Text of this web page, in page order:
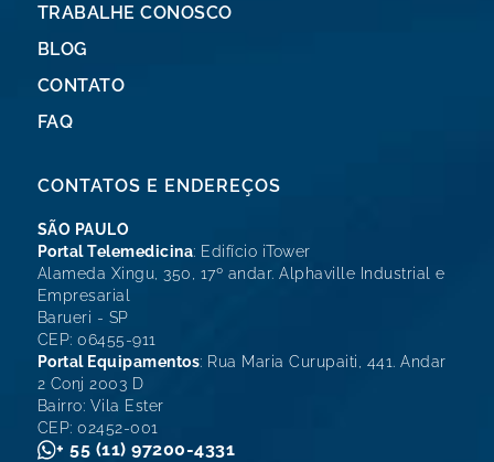
TRABALHE CONOSCO
BLOG
CONTATO
FAQ
CONTATOS E ENDEREÇOS
SÃO PAULO
Portal Telemedicina: Edifício iTower
Alameda Xingu, 350, 17º andar. Alphaville Industrial e
Empresarial
Barueri - SP
CEP: 06455-911
Portal Equipamentos: Rua Maria Curupaiti, 441. Andar
2 Conj 2003 D
Bairro: Vila Ester
CEP: 02452-001
+ 55 (11) 97200-4331